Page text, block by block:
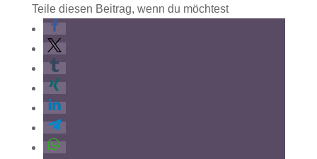
Teile diesen Beitrag, wenn du möchtest